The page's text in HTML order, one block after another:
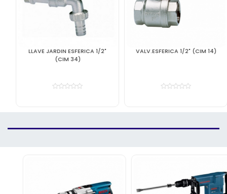
LLAVE JARDIN ESFERICA 1/2"
(CIM 34)
VALV.ESFERICA 1/2" (CIM 14)